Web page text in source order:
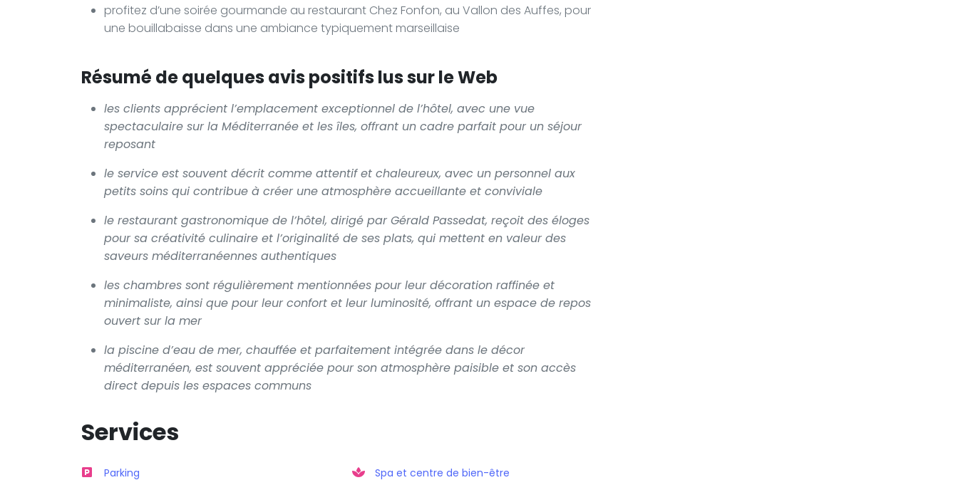
profitez d’une soirée gourmande au restaurant Chez Fonfon, au Vallon des Auffes, pour
une bouillabaisse dans une ambiance typiquement marseillaise
Résumé de quelques avis positifs lus sur le Web
les clients apprécient l’emplacement exceptionnel de l’hôtel, avec une vue
spectaculaire sur la Méditerranée et les îles, offrant un cadre parfait pour un séjour
reposant
le service est souvent décrit comme attentif et chaleureux, avec un personnel aux
petits soins qui contribue à créer une atmosphère accueillante et conviviale
le restaurant gastronomique de l’hôtel, dirigé par Gérald Passedat, reçoit des éloges
pour sa créativité culinaire et l’originalité de ses plats, qui mettent en valeur des
saveurs méditerranéennes authentiques
les chambres sont régulièrement mentionnées pour leur décoration raffinée et
minimaliste, ainsi que pour leur confort et leur luminosité, offrant un espace de repos
ouvert sur la mer
la piscine d’eau de mer, chauffée et parfaitement intégrée dans le décor
méditerranéen, est souvent appréciée pour son atmosphère paisible et son accès
direct depuis les espaces communs
Services
Parking Spa et centre de bien-être